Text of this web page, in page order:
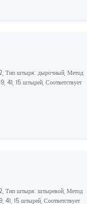
Тип штыря: дырочный, Метод
41, 15 штырей, Соответствует
Тип штыря: штыревой, Метод
15 штырей, Соответствует